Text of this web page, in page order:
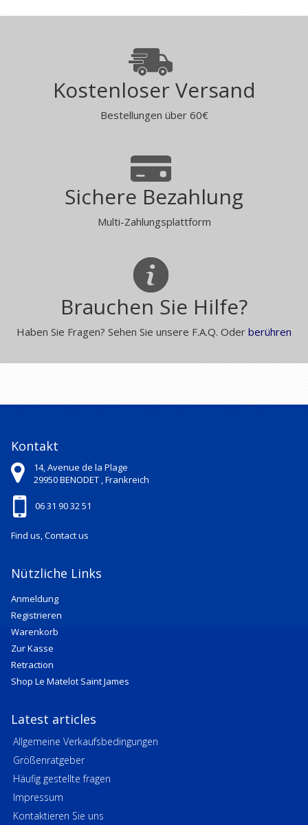
Kostenloser Versand
Bestellungen über 60€
Sichere Bezahlung
Multi-Zahlungsplattform
Brauchen Sie Hilfe?
Haben Sie Fragen? Sehen Sie unsere F.A.Q. Oder berühren
Kontakt
14, Avenue de la Plage
29950BENODET , Frankreich
06 31 90 32 51
Find us, Contact us
Nützliche Links
Anmeldung
Registrieren
Warenkorb
Zur Kasse
Retraction
Shop Le Matelot Saint James
Latest articles
Allgemeine Verkaufsbedingungen
Größenratgeber
Häufig gestellte fragen
Impressum
Kontaktieren Sie uns